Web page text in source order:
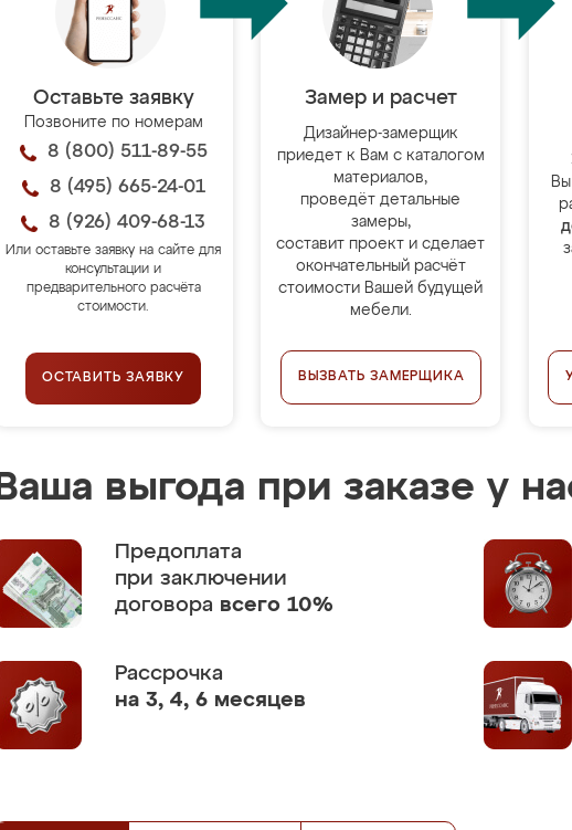
Оставьте заявку
Позвоните по номерам
8 (800) 511-89-55
8 (495) 665-24-01
8 (926) 409-68-13
Или оставьте заявку на сайте для
консультации и
предварительного расчёта
стоимости.
ОСТАВИТЬ ЗАЯВКУ
Замер и расчет
Дизайнер-замерщик
приедет к Вам с каталогом
материалов,
проведёт детальные
замеры,
составит проект и сделает
окончательный расчёт
стоимости Вашей будущей
мебели.
ВЫЗВАТЬ ЗАМЕРЩИКА
Ваша выгода при заказе у
Предоплата
при заключении
договора всего 10%
Рассрочка
на 3, 4, 6 месяцев